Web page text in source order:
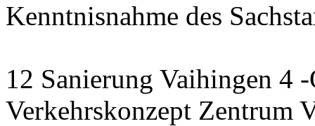
Kenntnisnahme des
12 Sanierung Vaihingen 4
Verkehrskonzept Zentrum